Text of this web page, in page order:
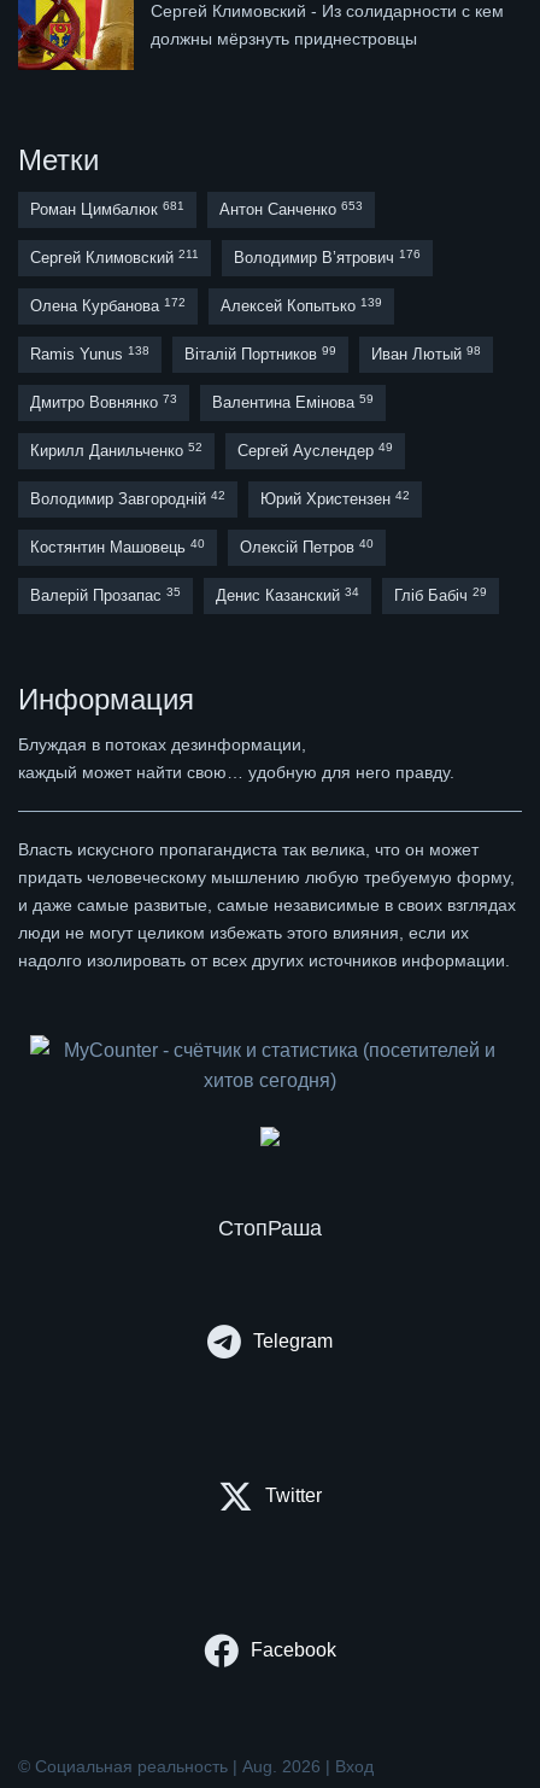
Сергей Климовский - Из солидарности с кем
должны мёрзнуть приднестровцы
Метки
Роман Цимбалюк 681 Антон Санченко 653
Сергей Климовский 211 Володимир В’ятрович 176
Олена Курбанова 172 Алексей Копытько 139
Ramis Yunus 138 Віталій Портников 99 Иван Лютый 98
Дмитро Вовнянко 73 Валентина Емінова 59
Кирилл Данильченко 52 Сергей Ауслендер 49
Володимир Завгородній 42 Юрий Христензен 42
Костянтин Машовець 40 Олексій Петров 40
Валерій Прозапас 35 Денис Казанский 34 Гліб Бабіч 29
Информация
Блуждая в потоках дезинформации,
каждый может найти свою… удобную для него правду.
Власть искусного пропагандиста так велика, что он может
придать человеческому мышлению любую требуемую форму,
и даже самые развитые, самые независимые в своих взглядах
люди не могут целиком избежать этого влияния, если их
надолго изолировать от всех других источников информации.
СтопРаша
Telegram
Twitter
Facebook
© Социальная реальность | Aug. 2026 | Вход